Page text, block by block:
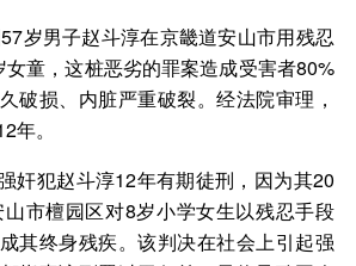
岁男子赵斗淳在京畿道安山市用残忍
童，这桩恶劣的罪案造成受害者80%
破损、内脏严重破裂。经法院审理，
年。
奸犯赵斗淳12年有期徒刑，因为其20
市檀园区对8岁小学女生以残忍手段
其终身残疾。该判决在社会上引起强